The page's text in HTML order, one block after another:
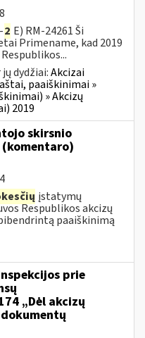
2 E) RM-24261 Ši
Primename, kad 2019
dydžiai:Akcizai
paaiškinimai »
» Akcizų
2019
skirsnio
įstatymų
Respublikos akcizų
paaiškinimą
prie
„Dėl akcizų